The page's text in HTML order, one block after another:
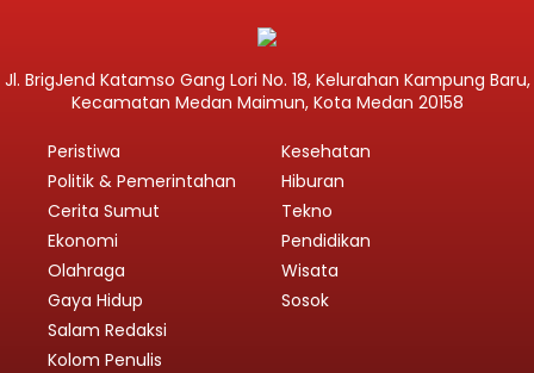
Jl. BrigJend Katamso Gang Lori No. 18, Kelurahan Kampung Baru,
Kecamatan Medan Maimun, Kota Medan 20158
Peristiwa
Politik & Pemerintahan
Cerita Sumut
Ekonomi
Olahraga
Gaya Hidup
Kesehatan
Hiburan
Tekno
Pendidikan
Wisata
Sosok
Salam Redaksi
Kolom Penulis